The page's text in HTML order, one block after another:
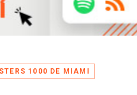
1000 DE MIAMI